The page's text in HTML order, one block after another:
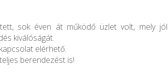
sok éven át működő üzlet volt, mely jól
kiválóságát.
elérhető.
berendezést is!